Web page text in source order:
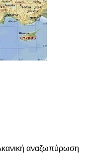
αναζωπύρωση